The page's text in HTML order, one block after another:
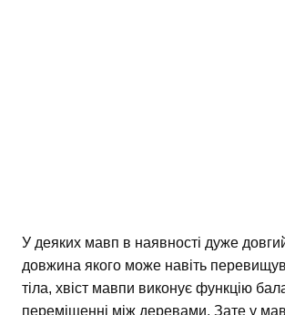
У деяких мавп в наявності дуже довгий
довжина якого може навіть
тіла, хвіст мавпи виконує функцію
переміщенні між деревами. Зате у